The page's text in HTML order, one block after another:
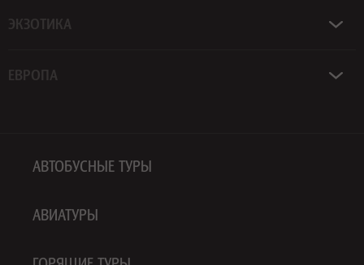
ЭКЗОТИКА
ЕВРОПА
АВТОБУСНЫЕ ТУРЫ
АВИАТУРЫ